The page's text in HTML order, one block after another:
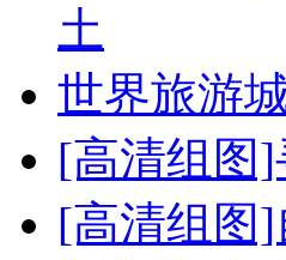
土
世界旅游
[高清组图
[高清组图]